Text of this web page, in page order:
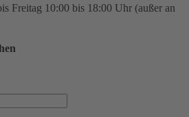
Freitag 10:00 bis 18:00 Uhr (außer an